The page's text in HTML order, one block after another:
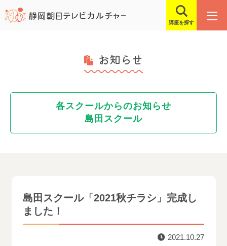
講座を探す
お知らせ
各スクールからのお知らせ
島田スクール
島田スクール「2021秋チラシ」完成し
ました！
2021.10.27